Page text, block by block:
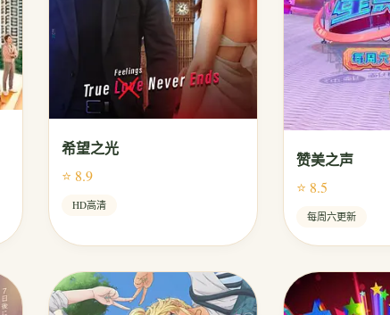
希望之光
⭐ 8.9
HD高清
赞美之声
⭐ 8.5
每周六更新